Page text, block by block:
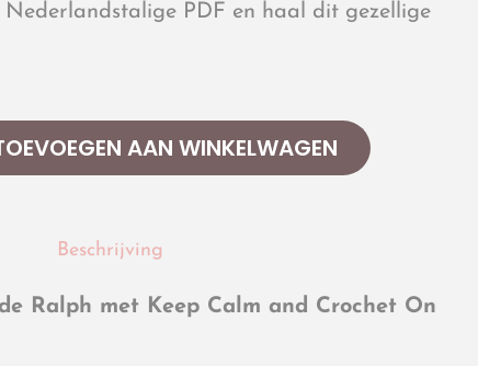
PDF en haal dit gezellige
AAN WINKELWAGEN
Beschrijving
Ralph met Keep Calm and Crochet On